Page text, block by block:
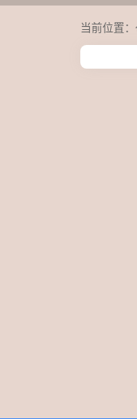
当前位置：